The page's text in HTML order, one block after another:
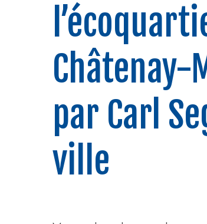
Châtenay-
par Carl
ville